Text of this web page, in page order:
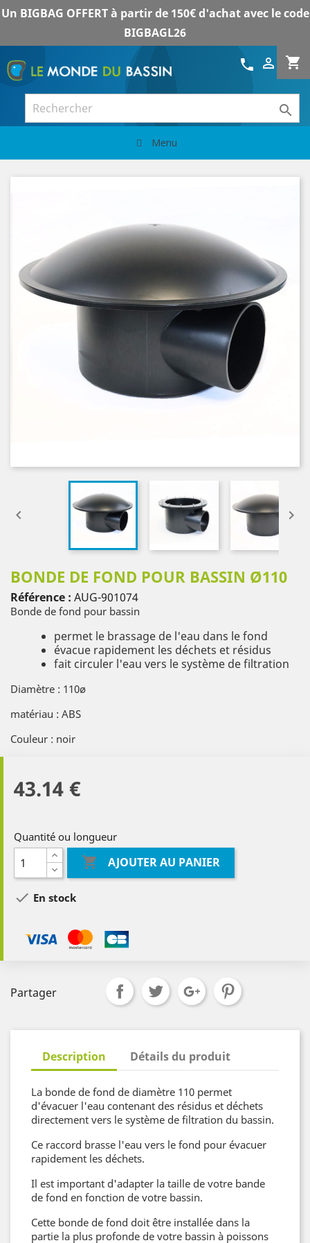
Un BIGBAG OFFERT à partir de 150€ d'achat avec le code
BIGBAGL26
shopping_cart

call

Menu
 
BONDE DE FOND POUR BASSIN Ø110
Référence : AUG-901074
Bonde de fond pour bassin
permet le brassage de l'eau dans le fond
évacue rapidement les déchets et résidus
fait circuler l'eau vers le système de filtration
Diamètre : 110ø
matériau : ABS
Couleur : noir
43.14 €
Quantité ou longueur
 AJOUTER AU PANIER
 En stock
Partager
Description Détails du produit
La bonde de fond de diamètre 110 permet
d'évacuer l'eau contenant des résidus et déchets
directement vers le système de filtration du bassin.
Ce raccord brasse l'eau vers le fond pour évacuer
rapidement les déchets.
Il est important d'adapter la taille de votre bande
de fond en fonction de votre bassin.
Cette bonde de fond doit être installée dans la
partie la plus profonde de votre bassin à poissons